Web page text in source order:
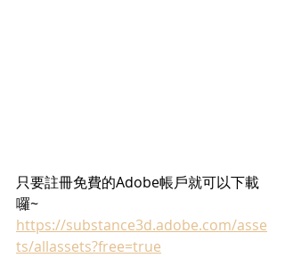
只要註冊免費的Adobe帳戶就可以下載
囉~
https://substance3d.adobe.com/asse
ts/allassets?free=true